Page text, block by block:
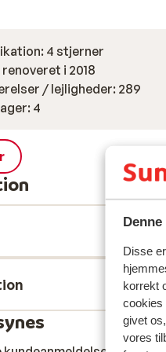
Disse
korrekt
cookies
givet
vores
4 stjerner
i 2018
/ lejligheder: 289
4